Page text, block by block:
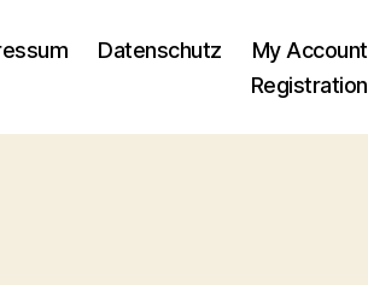
Datenschutz
My Account
Registration